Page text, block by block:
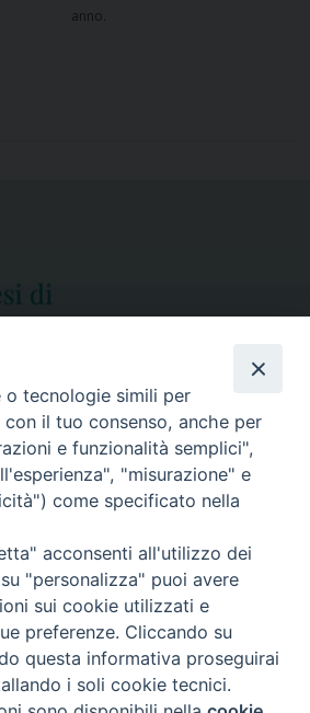
anno.
ORARIO APERTURA
Mercoledì e Sabato
dalle 10.00 alle 12.30
di Mileto-Nicotera-Tropea - Tutti i diritti
Note legali - Privacy policy
tecnologie simili per
il tuo consenso, anche per
e funzionalità semplici",
"misurazione" e
come specificato nella
acconsenti all'utilizzo dei
"personalizza" puoi avere
sui cookie utilizzati e
preferenze. Cliccando su
questa informativa proseguirai
i soli cookie tecnici.